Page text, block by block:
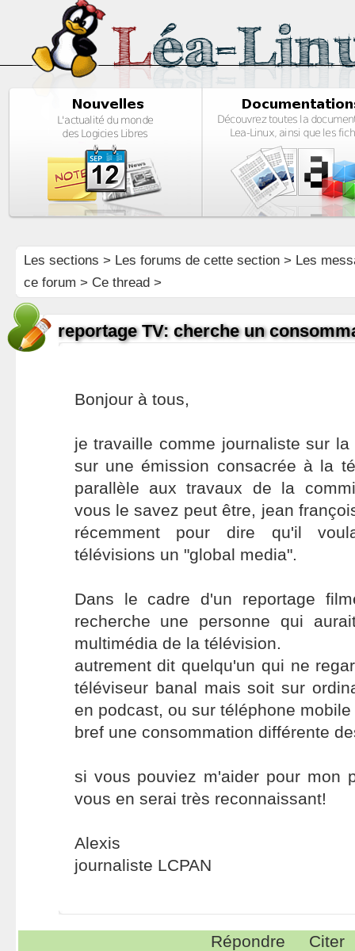
Les sections > Les forums de cette section> Les
ce forum > Ce thread >
reportage TV: cherche un
Bonjour à tous,
je travaille comme journaliste sur
sur une émission consacrée à la
parallèle aux travaux de la
vous le savez peut être, jean
récemment pour dire qu'il
télévisions un "global media".
Dans le cadre d'un reportage
recherche une personne qui
multimédia de la télévision.
autrement dit quelqu'un qui ne
téléviseur banal mais soit sur
en podcast, ou sur téléphone mobile
bref une consommation différente
si vous pouviez m'aider pour mon
vous en serai très reconnaissant!
Alexis
journaliste LCPAN
Répondre Citer